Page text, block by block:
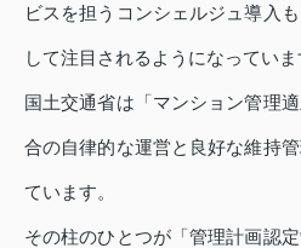
ビスを担うコンシェルジュ導入
して注目されるようになっていま
国土交通省は「マンション管理
合の自律的な運営と良好な維持
ています。
その柱のひとつが「管理計画認